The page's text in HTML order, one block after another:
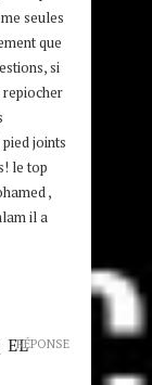
seules
que
si
joints
le top
,
il a
ELRÉPONSE